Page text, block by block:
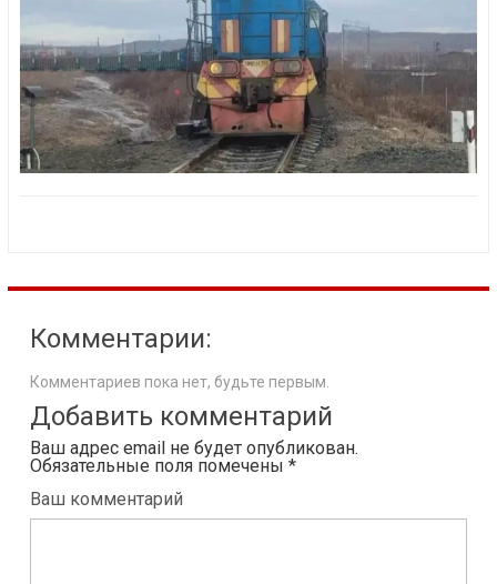
Комментарии:
Комментариев пока нет, будьте первым.
Добавить комментарий
Ваш адрес email не будет опубликован.
Обязательные поля помечены *
Ваш комментарий